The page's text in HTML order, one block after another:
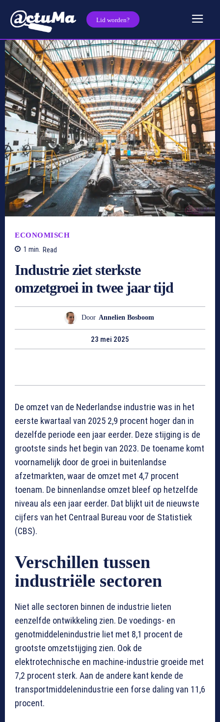
Lid worden?
ECONOMISCH
1 min. Read
Industrie ziet sterkste
omzetgroei in twee jaar tijd
Door Annelien Bosboom
23 mei 2025
De omzet van de Nederlandse industrie was in het
eerste kwartaal van 2025 2,9 procent hoger dan in
dezelfde periode een jaar eerder. Deze stijging is de
grootste sinds het begin van 2023. De toename komt
voornamelijk door de groei in buitenlandse
afzetmarkten, waar de omzet met 4,7 procent
toenam. De binnenlandse omzet bleef op hetzelfde
niveau als een jaar eerder. Dat blijkt uit de nieuwste
cijfers van het Centraal Bureau voor de Statistiek
(CBS).
Verschillen tussen
industriële sectoren
Niet alle sectoren binnen de industrie lieten
eenzelfde ontwikkeling zien. De voedings- en
genotmiddelenindustrie liet met 8,1 procent de
grootste omzetstijging zien. Ook de
elektrotechnische en machine-industrie groeide met
7,2 procent sterk. Aan de andere kant kende de
transportmiddelenindustrie een forse daling van 11,6
procent.